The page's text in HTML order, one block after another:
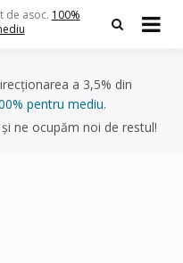
de asoc. 100%
a 3,5% din
pentru mediu.
ne ocupăm noi de restul!